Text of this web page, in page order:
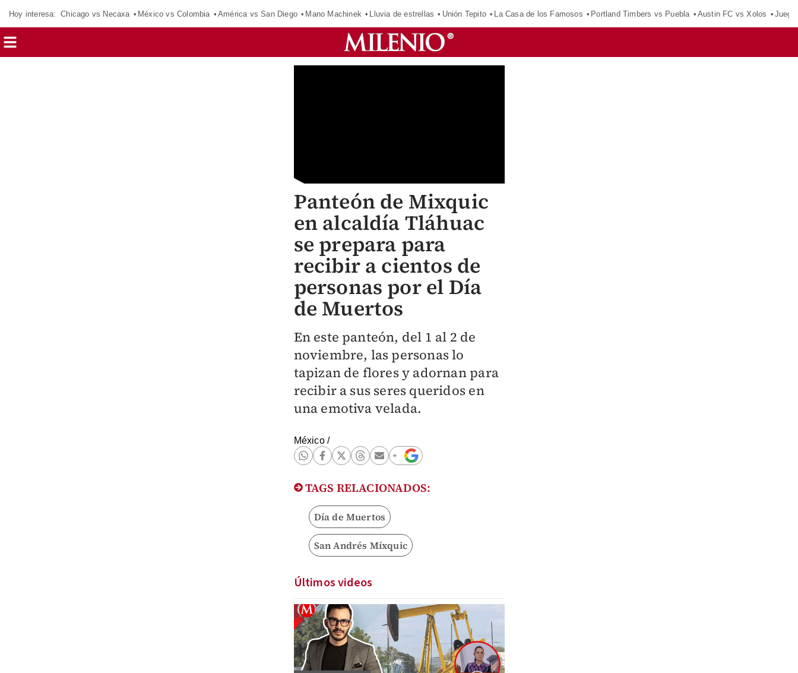
Hoy interesa: Chicago vs Necaxa México vs Colombia América vs San Diego Mano Machinek Lluvia de estrellas Unión Tepito La Casa de los Famosos Portland Timbers vs Puebla Austin FC vs Xolos
Panteón de Mixquic
en alcaldía Tláhuac
se prepara para
recibir a cientos de
personas por el Día
de Muertos
En este panteón, del 1 al 2 de
noviembre, las personas lo
tapizan de flores y adornan para
recibir a sus seres queridos en
una emotiva velada.
México/
TAGS RELACIONADOS:
Día de Muertos
San Andrés Míxquic
Últimos videos